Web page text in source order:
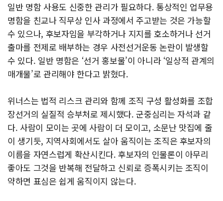
일반 명함 사용도 신중한 관리가 필요하다. 통상적인 업무용
명함을 친교나 직무상 인사 과정에서 주고받는 것은 가능할
수 있으나, 후보자임을 부각하거나 지지를 호소하거나 선거
출마를 전제로 배부하는 경우 사전선거운동 논란이 발생할
수 있다. 일반 명함은 ‘선거 홍보물’이 아니라 ‘일상적 관계의
매개물’로 관리해야 한다고 밝혔다.
위너스는 법적 리스크 관리와 함께 조직 구성 활성화를 조합
장선거의 실질적 승부처로 제시했다. 군중심리는 자석과 같
다. 사람이 모이는 곳에 사람이 더 모이고, 소문난 맛집에 줄
이 생기듯, 지역사회에서도 살아 움직이는 조직은 후보자의
이름을 자연스럽게 확산시킨다. 후보자의 인물론이 아무리
좋아도 그것을 반복해 전달하고 신뢰로 증폭시키는 조직이
약하면 표심은 쉽게 움직이지 않는다.